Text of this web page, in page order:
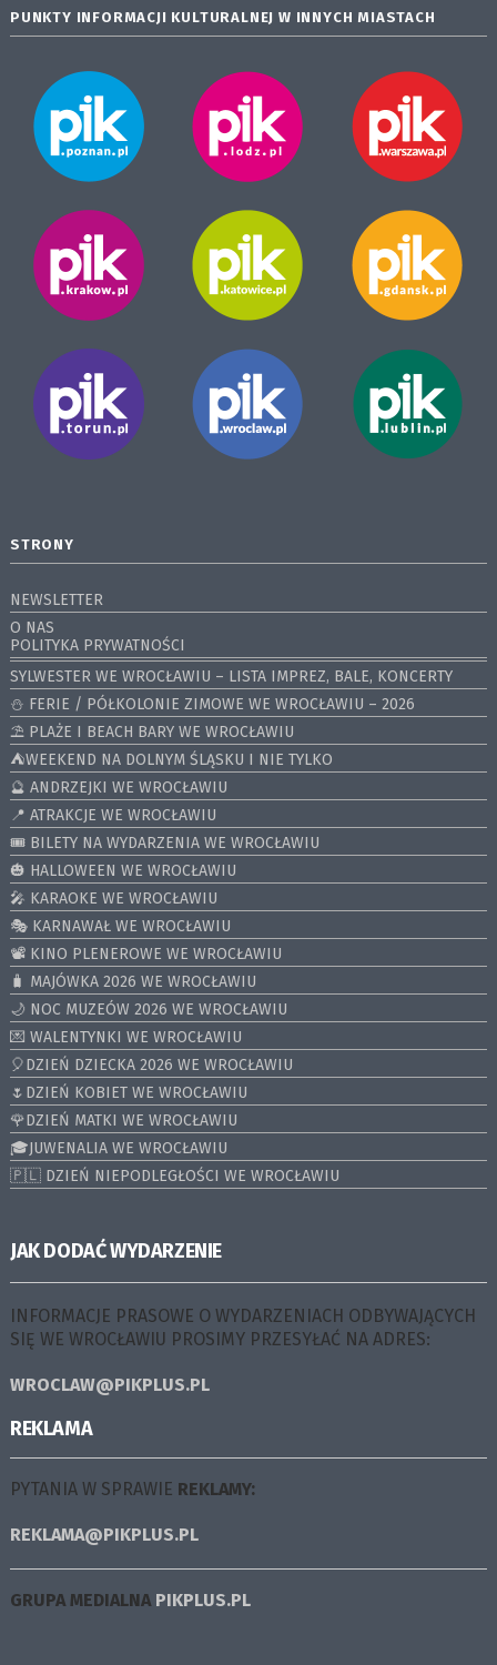
PUNKTY INFORMACJI KULTURALNEJ W INNYCH MIASTACH
STRONY
NEWSLETTER
O NAS
POLITYKA PRYWATNOŚCI
SYLWESTER WE WROCŁAWIU – LISTA IMPREZ, BALE, KONCERTY
⛄️ FERIE / PÓŁKOLONIE ZIMOWE WE WROCŁAWIU – 2026
⛱️ PLAŻE I BEACH BARY WE WROCŁAWIU
⛺️WEEKEND NA DOLNYM ŚLĄSKU I NIE TYLKO
🔮 ANDRZEJKI WE WROCŁAWIU
📍 ATRAKCJE WE WROCŁAWIU
🎟️ BILETY NA WYDARZENIA WE WROCŁAWIU
🎃 HALLOWEEN WE WROCŁAWIU
🎤 KARAOKE WE WROCŁAWIU
🎭 KARNAWAŁ WE WROCŁAWIU
📽️ KINO PLENEROWE WE WROCŁAWIU
🧳 MAJÓWKA 2026 WE WROCŁAWIU
🌙 NOC MUZEÓW 2026 WE WROCŁAWIU
💌 WALENTYNKI WE WROCŁAWIU
🎈DZIEŃ DZIECKA 2026 WE WROCŁAWIU
🌷DZIEŃ KOBIET WE WROCŁAWIU
🌹DZIEŃ MATKI WE WROCŁAWIU
🎓JUWENALIA WE WROCŁAWIU
🇵🇱 DZIEŃ NIEPODLEGŁOŚCI WE WROCŁAWIU
JAK DODAĆ WYDARZENIE
INFORMACJE PRASOWE O WYDARZENIACH ODBYWAJĄCYCH
SIĘ WE WROCŁAWIU PROSIMY PRZESYŁAĆ NA ADRES:
WROCLAW@PIKPLUS.PL
REKLAMA
PYTANIA W SPRAWIE REKLAMY:
REKLAMA@PIKPLUS.PL
GRUPA MEDIALNA PIKPLUS.PL